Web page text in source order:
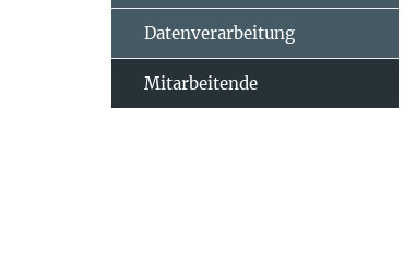
Datenverarbeitung
Mitarbeitende